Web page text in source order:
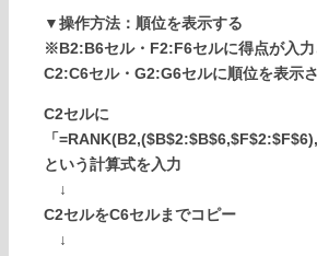
▼操作方法：順位を表示する
※B2:B6セル・F2:F6セルに得点が入力
C2:C6セル・G2:G6セルに順位を表示
C2セルに
「
という計算式を入力
↓
C2セルをC6セルまでコピー
↓